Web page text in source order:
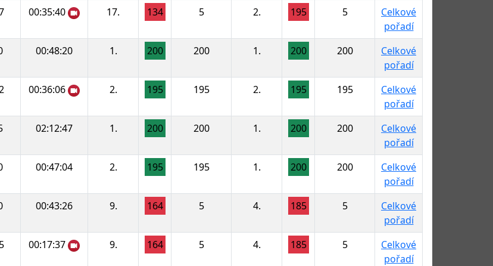
00:35:40 17. 134 5 2. 195 5
Celkové
pořadí
00:48:20 1. 200 200 1. 200 200
Celkové
pořadí
00:36:06 2. 195 195 2. 195 195
Celkové
pořadí
02:12:47 1. 200 200 1. 200 200
Celkové
pořadí
00:47:04 2. 195 195 1. 200 200
Celkové
pořadí
00:43:26 9. 164 5 4. 185 5
Celkové
pořadí
00:17:37 9. 164 5 4. 185 5
Celkové
pořadí